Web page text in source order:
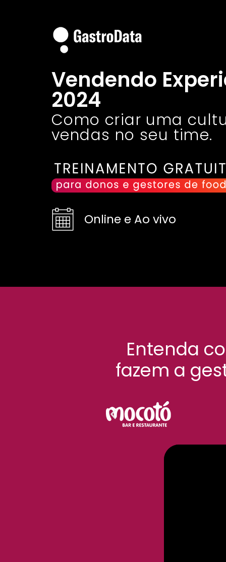
Vendendo
2024
Como criar uma
vendas no seu time.
Online e Ao vivo
Entenda
fazem a